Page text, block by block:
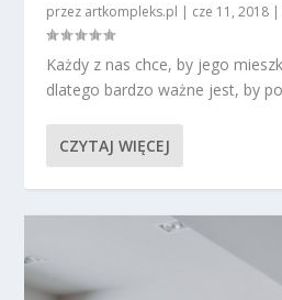
przez artkompleks.pl | cze 11, 2018
Każdy z nas chce, by jego
dlatego bardzo ważne jest, by
CZYTAJ WIĘCEJ